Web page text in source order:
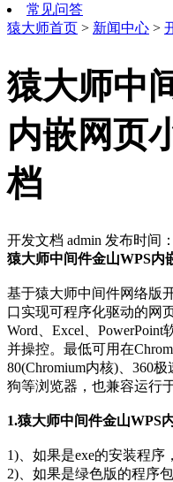
常见问答
猿大师首页 > 新闻中心 >
猿大师中
内嵌网页
档
开发文档 admin 发布时间
猿大师中间件金山WPS内
基于猿大师中间件网络版
口实现可程序化驱动的网
Word、Excel、
并操控。最低可用在
80(Chromium内核)、360
狗等浏览器，也兼容运行
1.猿大师中间件金山WPS
1)、如果是exe的安装程序
2)、如果是绿色版的程序